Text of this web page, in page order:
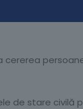
cererea
de stare civilă